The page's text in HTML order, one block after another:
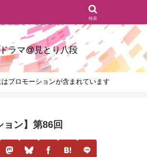
フを切り取ったあらすじレビュー(復習ネタ
感想を中心としたブログです
ドラマ@見とり八段
プロモーションが含まれています
ョン】第86回
検索